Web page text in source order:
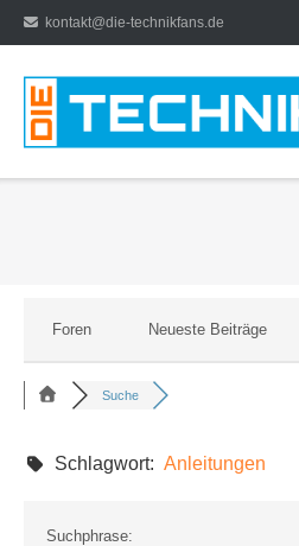
Direkt
zum
Inhalt
kontakt@die-technikfans.de
Foren Neueste Beiträge
Suche
Schlagwort: Anleitungen
Suchphrase: